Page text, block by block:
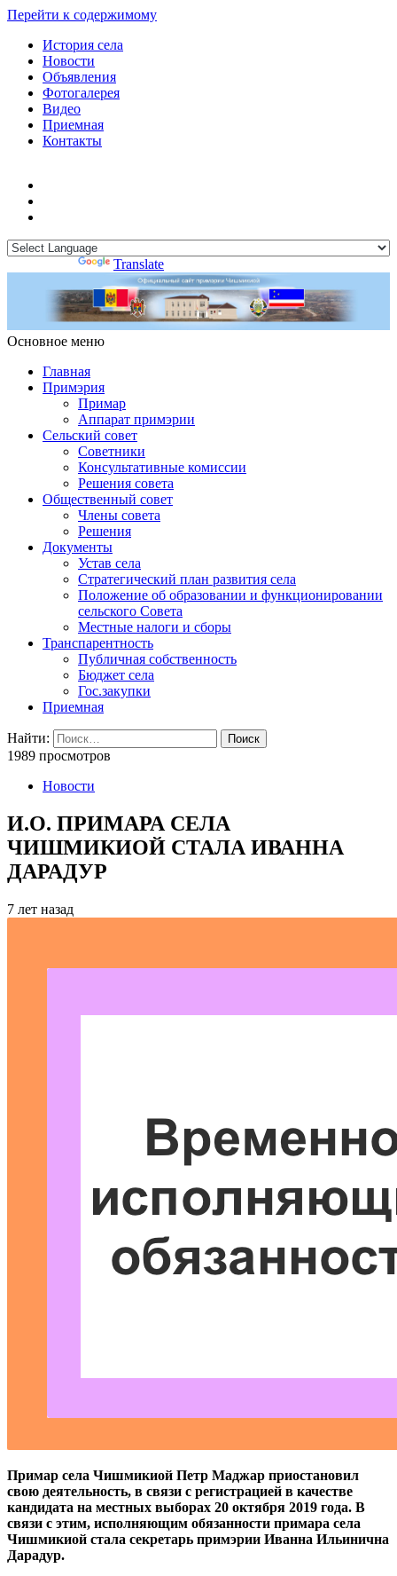
Перейти к содержимому
История села
Новости
Объявления
Фотогалерея
Видео
Приемная
Контакты
Translate
Основное меню
Примэрия Чишмикиой
Главная
Примэрия
Примар
Аппарат примэрии
Сельский совет
Советники
Консультативные комиссии
Решения совета
Общественный совет
Члены совета
Решения
Документы
Устав села
Стратегический план развития села
Положение об образовании и функционировании
сельского Совета
Местные налоги и сборы
Транспарентность
Публичная собственность
Бюджет села
Гос.закупки
Приемная
Найти:
1989 просмотров
Новости
И.О. ПРИМАРА СЕЛА
ЧИШМИКИОЙ СТАЛА ИВАННА
ДАРАДУР
7 лет назад
Примар села Чишмикиой Петр Маджар приостановил
свою деятельность, в связи с регистрацией в качестве
кандидата на местных выборах 20 октября 2019 года. В
связи с этим, исполняющим обязанности примара села
Чишмикиой стала секретарь примэрии Иванна Ильинична
Дарадур.